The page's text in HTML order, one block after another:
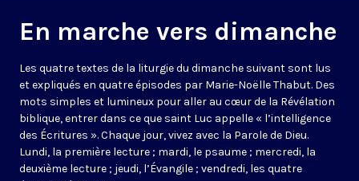
En marche vers dimanche
Les quatre textes de la liturgie du dimanche suivant sont lus
et expliqués en quatre épisodes par Marie-Noëlle Thabut. Des
mots simples et lumineux pour aller au cœur de la Révélation
biblique, entrer dans ce que saint Luc appelle « l’intelligence
des Écritures ». Chaque jour, vivez avec la Parole de Dieu.
Lundi, la première lecture ; mardi, le psaume ; mercredi, la
deuxième lecture ; jeudi, l’Évangile ; vendredi, les quatre